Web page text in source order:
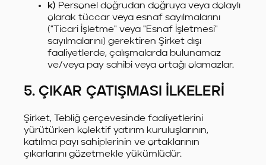
k) Personel doğrudan doğruya veya dolaylı
olarak tüccar veya esnaf sayılmalarını
("Ticari İşletme" veya "Esnaf İşletmesi"
sayılmalarını) gerektiren Şirket dışı
faaliyetlerde, çalışmalarda bulunamaz
ve/veya pay sahibi veya ortağı olamazlar.
5. ÇIKAR ÇATIŞMASI İLKELERİ
Şirket, Tebliğ çerçevesinde faaliyetlerini
yürütürken kolektif yatırım kuruluşlarının,
katılma payı sahiplerinin ve ortaklarının
çıkarlarını gözetmekle yükümlüdür.